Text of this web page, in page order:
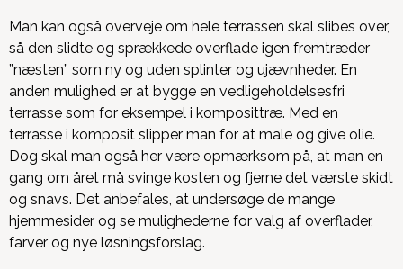
Man kan også overveje om hele terrassen skal slibes over,
så den slidte og sprækkede overflade igen fremtræder
”næsten” som ny og uden splinter og ujævnheder. En
anden mulighed er at bygge en vedligeholdelsesfri
terrasse som for eksempel i komposittræ. Med en
terrasse i komposit slipper man for at male og give olie.
Dog skal man også her være opmærksom på, at man en
gang om året må svinge kosten og fjerne det værste skidt
og snavs. Det anbefales, at undersøge de mange
hjemmesider og se mulighederne for valg af overflader,
farver og nye løsningsforslag.